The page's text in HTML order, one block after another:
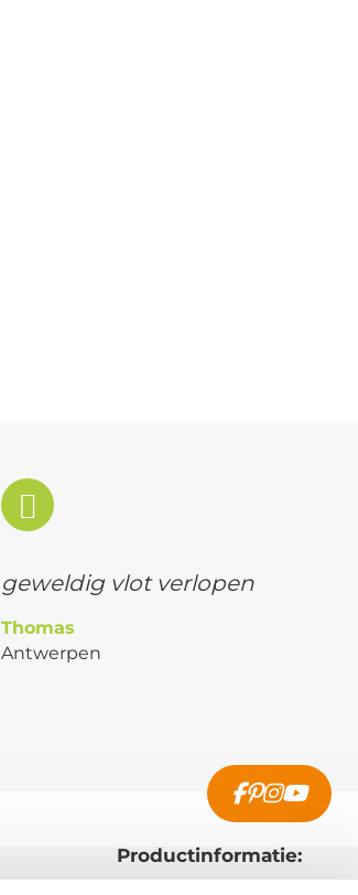
geweldig vlot verlopen
Thomas
Antwerpen
Productinformatie: